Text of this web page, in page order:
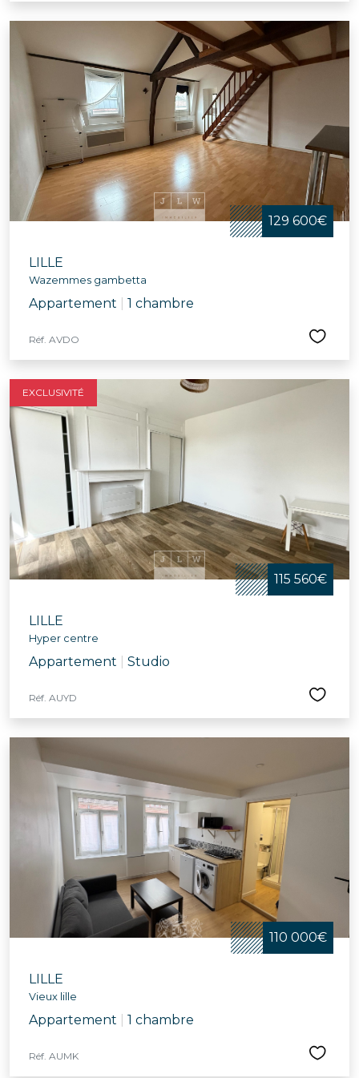
129 600€
LILLE
Wazemmes gambetta
Appartement 1 chambre
Réf. AVDO
EXCLUSIVITÉ
115 560€
LILLE
Hyper centre
Appartement Studio
Réf. AUYD
110 000€
LILLE
Vieux lille
Appartement 1 chambre
Réf. AUMK